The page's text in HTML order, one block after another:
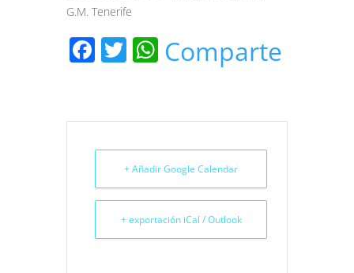
G.M. Tenerife
Facebook
Twitter
WhatsApp
Comparte
+ Añadir Google Calendar
+ exportación iCal / Outlook